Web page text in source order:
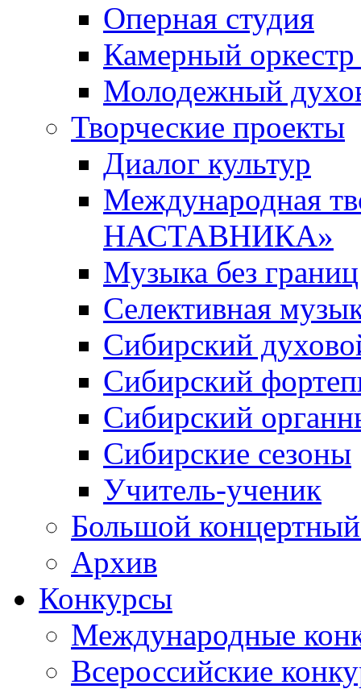
Оперная студия
Камерный оркестр
Молодежный
Творческие проекты
Диалог культур
Международная
НАСТАВНИКА»
Музыка без границ
Селективная
Сибирский
Сибирский
Сибирский
Сибирские сезоны
Учитель-ученик
Большой концертный
Архив
Конкурсы
Международные
Всероссийские